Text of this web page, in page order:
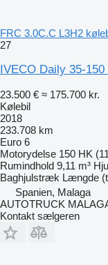
FRC 3.0C.C L3H2
27
IVECO Daily 35-
23.500 € ≈ 175.700 kr.
Kølebil
2018
233.708 km
Euro 6
Motorydelse 150 HK
Rumindhold 9,11 m³
Baghjulstræk Længde
Spanien, Malaga
AUTOTRUCK
Kontakt sælgeren